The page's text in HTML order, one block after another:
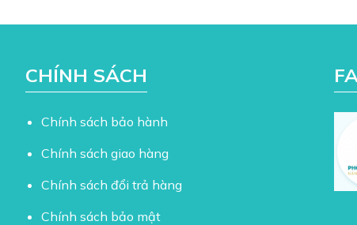
CHÍNH SÁCH
Chính sách bảo hành
Chính sách giao hàng
Chính sách đổi trả hàng
Chính sách bảo mật